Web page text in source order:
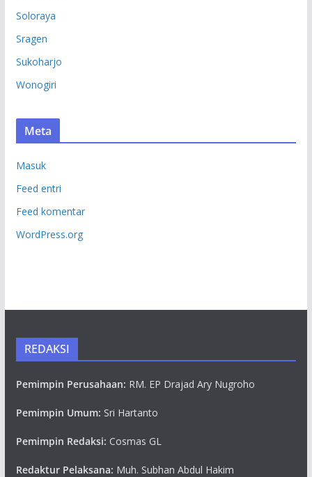
Soloraya
Sragen
Sukoharjo
Wonogiri
Meta
Masuk
Feed entri
Feed komentar
WordPress.org
REDAKSI
Pemimpin Perusahaan: RM. EP Drajad Ary Nugroho
Pemimpin Umum: Sri Hartanto
Pemimpin Redaksi: Cosmas GL
Redaktur Pelaksana: Muh. Subhan Abdul Hakim